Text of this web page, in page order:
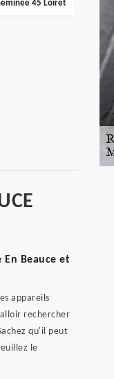
45 Loiret
Beauce et
appareils
rechercher
qu'il peut
le